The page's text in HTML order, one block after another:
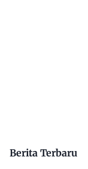
Berita Terbaru